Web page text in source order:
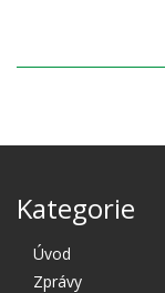
Kategorie
Úvod
Zprávy